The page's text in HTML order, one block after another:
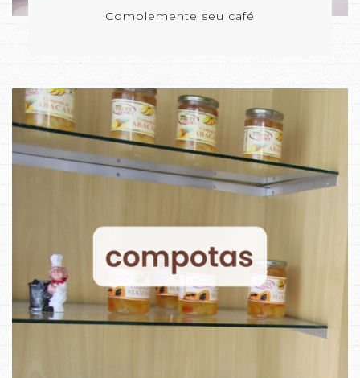
Complemente seu café